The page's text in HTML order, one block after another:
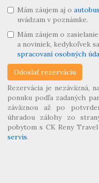
Mám záujem aj o
uvádzam v poznámke.
Mám záujem o
a noviniek, kedykoľvek
spracovaní osobných
Rezervácia je nezáväzná,
ponuku podľa zadaných
záväznou až po
úhradou zálohy zo
pobytom s CK Reny
servis.